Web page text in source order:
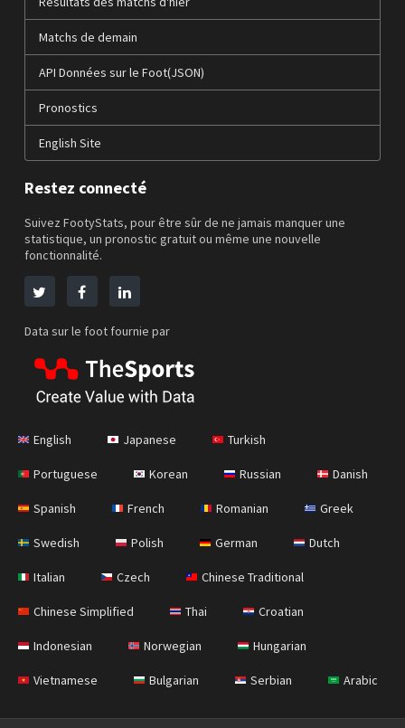
Matchs de demain
API Données sur le Foot(JSON)
Pronostics
English Site
Restez connecté
Suivez FootyStats, pour être sûr de ne jamais manquer une
statistique, un pronostic gratuit ou même une nouvelle
fonctionnalité.
Data sur le foot fournie par
English Japanese Turkish
Portuguese Korean Russian Danish
Spanish French Romanian Greek
Swedish Polish German Dutch
Italian Czech Chinese Traditional
Chinese Simplified Thai Croatian
Indonesian Norwegian Hungarian
Vietnamese Bulgarian Serbian Arabic